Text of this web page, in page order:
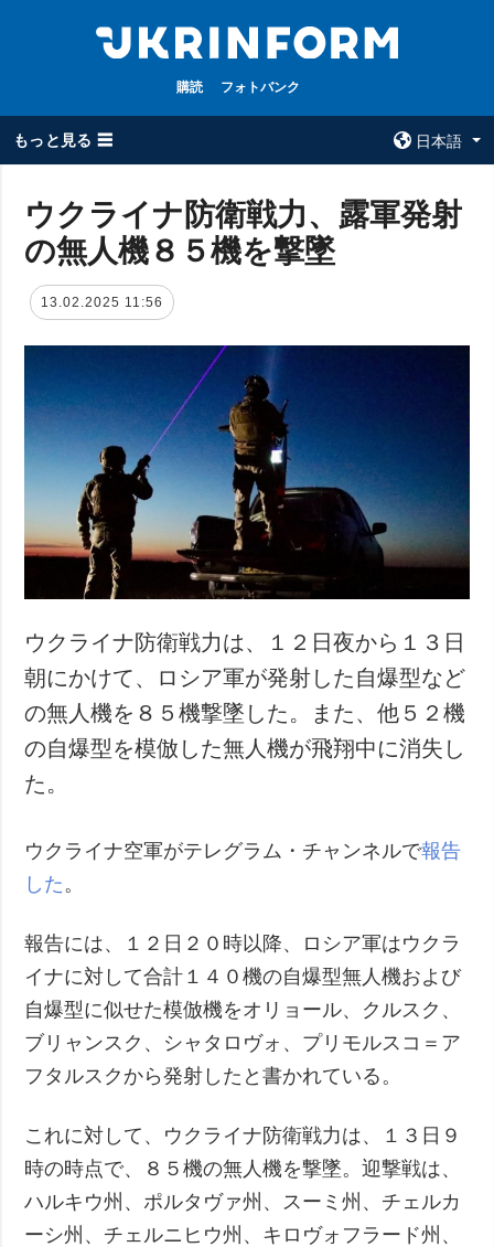
購読 フォトバンク
もっと見る ☰
日本語
全てのトピック
被占領地
政治
防衛
社会・文化
スポーツ
犯罪
事故・緊急事態
ウクルインフォ
ルム
特集
インタビュー
写真
動画
購読
フォトバンク
ウクライナ防衛戦力、露軍発射
の無人機８５機を撃墜
13.02.2025 11:56
ウクライナ防衛戦力は、１２日夜から１３日
朝にかけて、ロシア軍が発射した自爆型など
の無人機を８５機撃墜した。また、他５２機
の自爆型を模倣した無人機が飛翔中に消失し
た。
ウクライナ空軍がテレグラム・チャンネルで報告
した 。
報告には、１２日２０時以降、ロシア軍はウクラ
イナに対して合計１４０機の自爆型無人機および
自爆型に似せた模倣機をオリョール、クルスク、
ブリャンスク、シャタロヴォ、プリモルスコ＝ア
フタルスクから発射したと書かれている。
これに対して、ウクライナ防衛戦力は、１３日９
時の時点で、８５機の無人機を撃墜。迎撃戦は、
ハルキウ州、ポルタヴァ州、スーミ州、チェルカ
ーシ州、チェルニヒウ州、キロヴォフラード州、